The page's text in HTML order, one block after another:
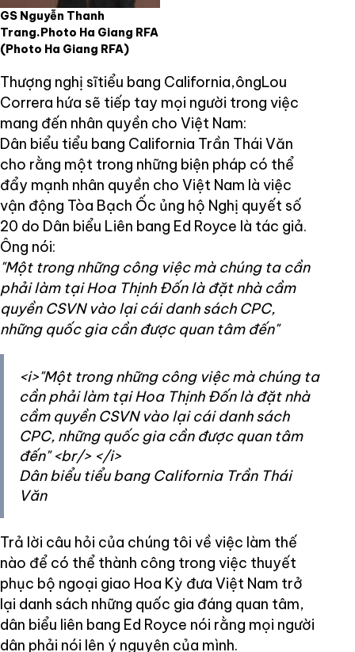
GS Nguyễn Thanh
Trang.Photo Ha Giang RFA
(Photo Ha Giang RFA)
Thượng nghị sĩtiểu bang California,ôngLou
Correra hứa sẽ tiếp tay mọi người trong việc
mang đến nhân quyền cho Việt Nam:
Dân biểu tiểu bang California Trần Thái Văn
cho rằng một trong những biện pháp có thể
đẩy mạnh nhân quyền cho Việt Nam là việc
vận động Tòa Bạch Ốc ủng hộ Nghị quyết số
20 do Dân biểu Liên bang Ed Royce là tác giả.
Ông nói:
"Một trong những công việc mà chúng ta cần
phải làm tại Hoa Thịnh Đốn là đặt nhà cầm
quyền CSVN vào lại cái danh sách CPC,
những quốc gia cần được quan tâm đến"
<i>"Một trong những công việc mà chúng ta
cần phải làm tại Hoa Thịnh Đốn là đặt nhà
cầm quyền CSVN vào lại cái danh sách
CPC, những quốc gia cần được quan tâm
đến" <br/> </i>
Dân biểu tiểu bang California Trần Thái
Văn
Trả lời câu hỏi của chúng tôi về việc làm thế
nào để có thể thành công trong việc thuyết
phục bộ ngoại giao Hoa Kỳ đưa Việt Nam trở
lại danh sách những quốc gia đáng quan tâm,
dân biểu liên bang Ed Royce nói rằng mọi người
dân phải nói lên ý nguyện của mình.